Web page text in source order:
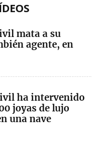
mata a su
agente, en
ha intervenido
joyas de lujo
una nave